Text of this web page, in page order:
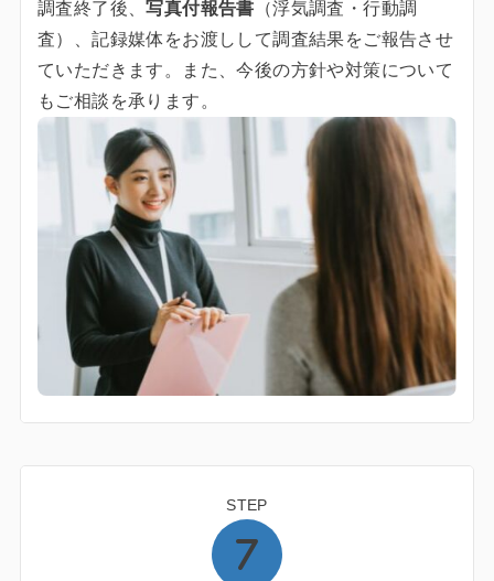
調査終了後、写真付報告書 （浮気調査・行動調
査）、記録媒体をお渡しして調査結果をご報告させ
ていただきます。また、今後の方針や対策について
もご相談を承ります。
STEP